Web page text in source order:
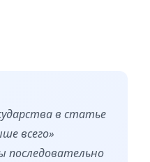
в статье
всего»